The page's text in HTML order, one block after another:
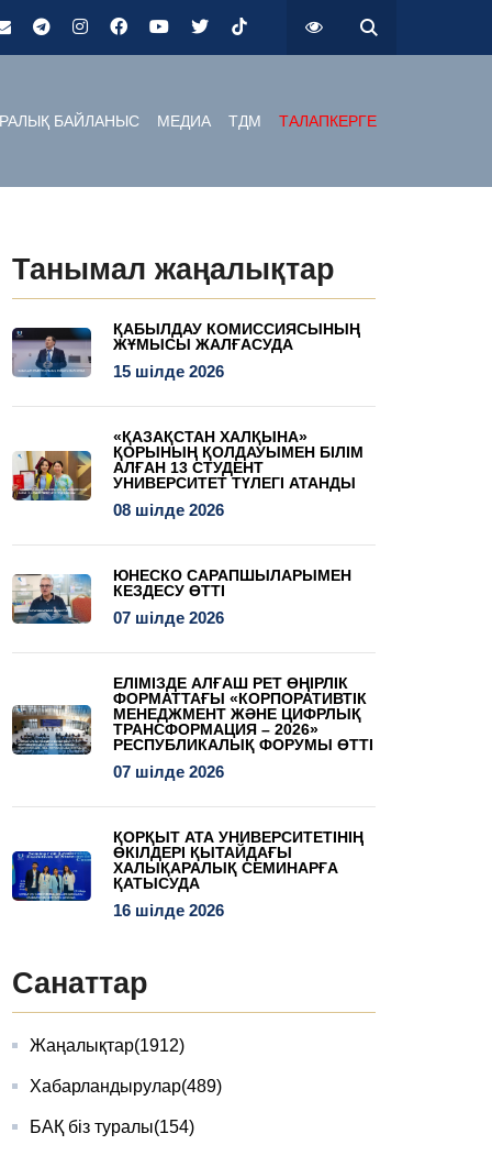
БАЙЛАНЫС МЕДИА ТДМ ТАЛАПКЕРГЕ
Танымал жаңалықтар
ҚАБЫЛДАУ КОМИССИЯСЫНЫҢ
ЖҰМЫСЫ ЖАЛҒАСУДА
15 шілде 2026
«ҚАЗАҚСТАН ХАЛҚЫНА»
ҚОРЫНЫҢ ҚОЛДАУЫМЕН БІЛІМ
АЛҒАН 13 СТУДЕНТ
УНИВЕРСИТЕТ ТҮЛЕГІ АТАНДЫ
08 шілде 2026
ЮНЕСКО САРАПШЫЛАРЫМЕН
КЕЗДЕСУ ӨТТІ
07 шілде 2026
ЕЛІМІЗДЕ АЛҒАШ РЕТ ӨҢІРЛІК
ФОРМАТТАҒЫ «КОРПОРАТИВТІК
МЕНЕДЖМЕНТ ЖӘНЕ ЦИФРЛЫҚ
ТРАНСФОРМАЦИЯ – 2026»
РЕСПУБЛИКАЛЫҚ ФОРУМЫ ӨТТІ
07 шілде 2026
ҚОРҚЫТ АТА УНИВЕРСИТЕТІНІҢ
ӨКІЛДЕРІ ҚЫТАЙДАҒЫ
ХАЛЫҚАРАЛЫҚ СЕМИНАРҒА
ҚАТЫСУДА
16 шілде 2026
Санаттар
Жаңалықтар(1912)
Хабарландырулар(489)
БАҚ біз туралы(154)